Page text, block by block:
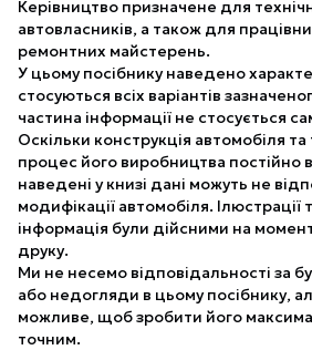
Керівництво призначене для
автовласників, а також для
ремонтних майстерень.
У цьому посібнику наведено
стосуються всіх варіантів
частина інформації не стосується
Оскільки конструкція автомобіля
процес його виробництва постійно
наведені у книзі дані можуть не
модифікації автомобіля. Ілюстрації
інформація були дійсними на
друку.
Ми не несемо відповідальності за
або недогляди в цьому посібнику,
можливе, щоб зробити його
точним.